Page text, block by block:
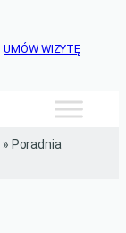
UMÓW WIZYTĘ
» Poradnia